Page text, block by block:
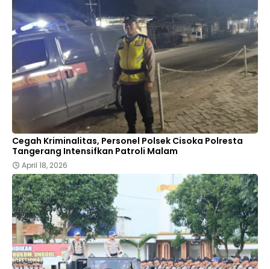
Cegah Kriminalitas, Personel Polsek Cisoka Polresta
Tangerang Intensifkan Patroli Malam
April 18, 2026